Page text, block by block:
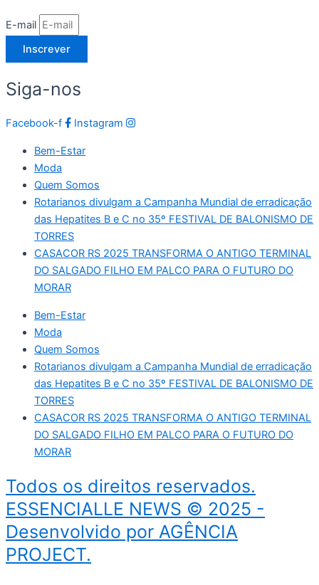
E-mail
Inscrever
Siga-nos
Facebook-f Instagram
Bem-Estar
Moda
Quem Somos
Rotarianos divulgam a Campanha Mundial de erradicação
das Hepatites B e C no 35º FESTIVAL DE BALONISMO DE
TORRES
CASACOR RS 2025 TRANSFORMA O ANTIGO TERMINAL
DO SALGADO FILHO EM PALCO PARA O FUTURO DO
MORAR
Bem-Estar
Moda
Quem Somos
Rotarianos divulgam a Campanha Mundial de erradicação
das Hepatites B e C no 35º FESTIVAL DE BALONISMO DE
TORRES
CASACOR RS 2025 TRANSFORMA O ANTIGO TERMINAL
DO SALGADO FILHO EM PALCO PARA O FUTURO DO
MORAR
Todos os direitos reservados.
ESSENCIALLE NEWS © 2025 -
Desenvolvido por AGÊNCIA
PROJECT.